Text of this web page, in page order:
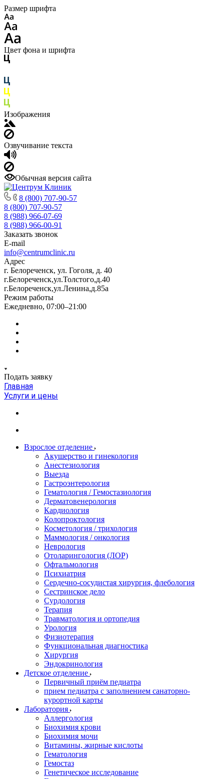
Размер шрифта
Цвет фона и шрифта
Изображения
Озвучивание текста
Обычная версия сайта
8 (800) 707-90-57
8 (800) 707-90-57
8 (988) 966-07-69
8 (988) 966-00-91
Заказать звонок
E-mail
info@centrumclinic.ru
Адрес
г. Белореченск, ул. Гоголя, д. 40
г.Белореченск,ул.Толстого,д.40
г.Белореченск,ул.Ленина,д.85а
Режим работы
Ежедневно, 07:00–21:00
Подать заявку
Главная
Услуги и цены
Взрослое отделение
Акушерство и гинекология
Анестезиология
Выезда
Гастроэнтерология
Гематология / Гемостазиология
Дерматовенерология
Кардиология
Колопроктология
Косметология / трихология
Маммология / онкология
Неврология
Отоларингология (ЛОР)
Офтальмология
Психиатрия
Сердечно-сосудистая хирургия, флебология
Сестринское дело
Сурдология
Терапия
Травматология и ортопедия
Урология
Физиотерапия
Функциональная диагностика
Хирургия
Эндокринология
Детское отделение
Первичный приём педиатра
прием педиатра с заполнением санаторно-
курортной карты
Лаборатория
Аллергология
Биохимия крови
Биохимия мочи
Витамины, жирные кислоты
Гематология
Гемостаз
Генетическое исследование